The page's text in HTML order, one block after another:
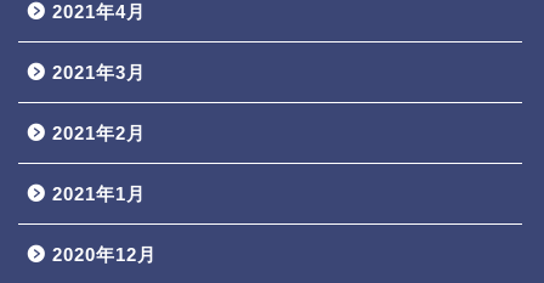
2021年4月
2021年3月
2021年2月
2021年1月
2020年12月